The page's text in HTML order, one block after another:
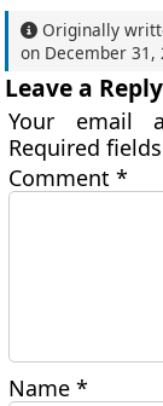
Originally
on December 31,
Leave a Reply
Your email
Required
Comment*
Name*